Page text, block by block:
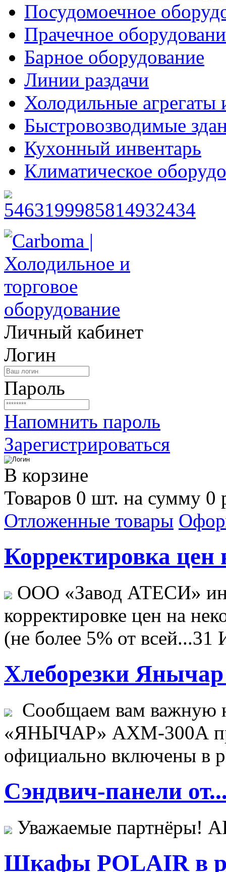
Посудомоечное
Прачечное
Барное оборудование
Линии раздачи
Холодильные агрегаты
Быстровозводимые
Кухонный инвентарь
Климатическое
Личный кабинет
Логин
Пароль
Напомнить пароль
Зарегистрироваться
В корзине
Товаров 0 шт. на сумму 0
Отложенные товары
Корректировка цен
ООО «Завод АТЕСИ»
корректировке цен на
(не более 5% от всей...31
Хлеборезки Янычар
Сообщаем вам важную
«ЯНЫЧАР» АХМ-300А
официально включены в
Сэндвич-панели
Уважаемые
Шкафы POLAIR в